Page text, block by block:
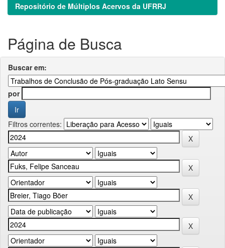
Repositório de Múltiplos Acervos da UFRRJ
Página de Busca
Buscar em:
por
Filtros correntes: